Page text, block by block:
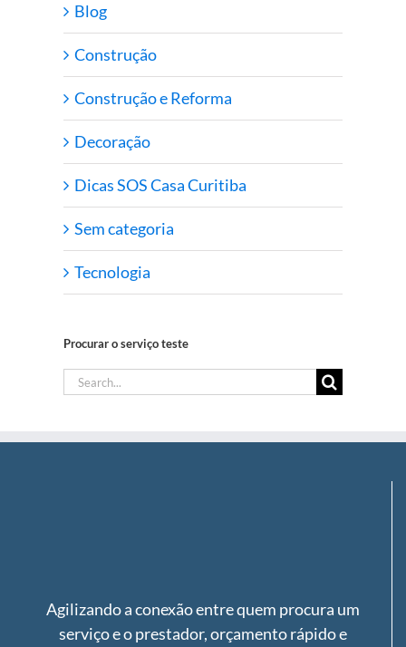
Blog
Construção
Construção e Reforma
Decoração
Dicas SOS Casa Curitiba
Sem categoria
Tecnologia
Procurar o serviço teste
Search
Agilizando a conexão entre quem procura um
serviço e o prestador, orçamento rápido e